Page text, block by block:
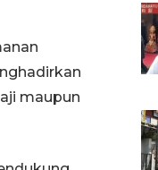
maupun